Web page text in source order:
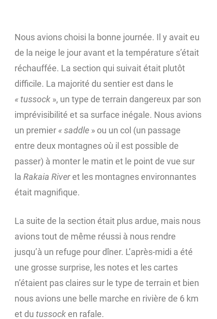
Nous avions choisi la bonne journée. Il y avait eu
de la neige le jour avant et la température s’était
réchauffée. La section qui suivait était plutôt
difficile. La majorité du sentier est dans le
« tussock », un type de terrain dangereux par son
imprévisibilité et sa surface inégale. Nous avions
un premier « saddle » ou un col (un passage
entre deux montagnes où il est possible de
passer) à monter le matin et le point de vue sur
la Rakaia Riveret les montagnes environnantes
était magnifique.
La suite de la section était plus ardue, mais nous
avions tout de même réussi à nous rendre
jusqu’à un refuge pour dîner. L’après-midi a été
une grosse surprise, les notes et les cartes
n’étaient pas claires sur le type de terrain et bien
nous avions une belle marche en rivière de 6 km
et du tussock en rafale.